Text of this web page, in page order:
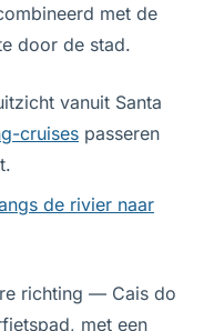
met de
door de stad.
vanuit Santa
cruises passeren
de rivier naar
richting — Cais do
met een